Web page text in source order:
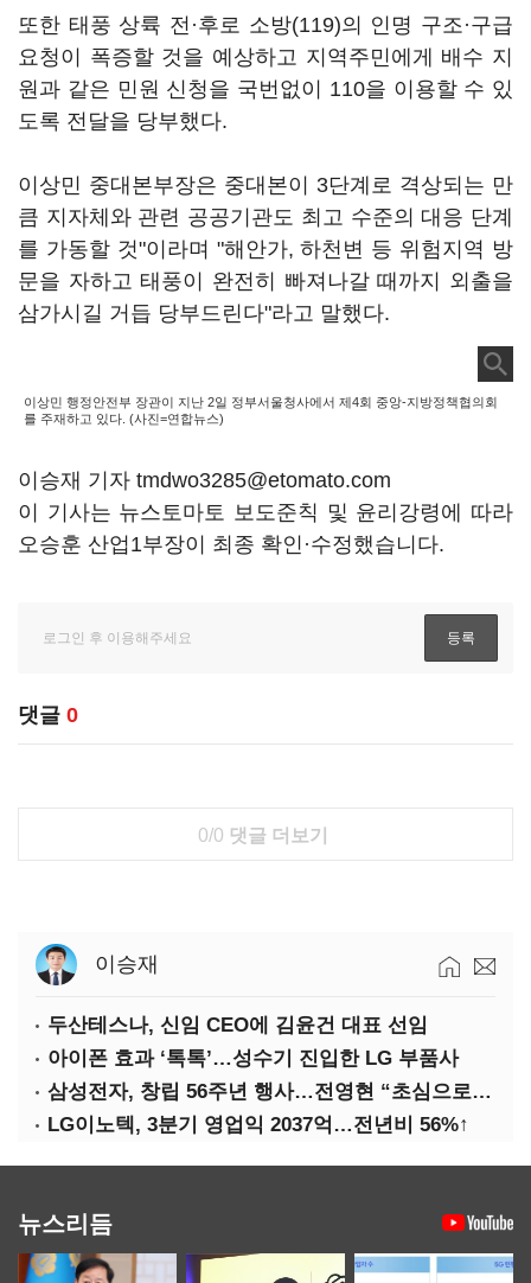
또한 태풍 상륙 전·후로 소방(119)의 인명 구조·구급
요청이 폭증할 것을 예상하고 지역주민에게 배수 지
원과 같은 민원 신청을 국번없이 110을 이용할 수 있
도록 전달을 당부했다.
이상민 중대본부장은 중대본이 3단계로 격상되는 만
큼 지자체와 관련 공공기관도 최고 수준의 대응 단계
를 가동할 것"이라며 "해안가, 하천변 등 위험지역 방
문을 자하고 태풍이 완전히 빠져나갈 때까지 외출을
삼가시길 거듭 당부드린다"라고 말했다.
이상민 행정안전부 장관이 지난 2일 정부서울청사에서 제4회 중앙-지방정책협의회
를 주재하고 있다. (사진=연합뉴스)
이승재 기자 tmdwo3285@etomato.com
이 기사는 뉴스토마토 보도준칙 및 윤리강령에 따라
오승훈 산업1부장이 최종 확인·수정했습니다.
댓글 0
0/0 댓글 더보기
이승재
두산테스나, 신임 CEO에 김윤건 대표 선임
아이폰 효과 ‘톡톡’…성수기 진입한 LG 부품사
삼성전자, 창립 56주년 행사…전영현 “초심으로 경쟁력 회복해야”
LG이노텍, 3분기 영업익 2037억…전년비 56%↑
뉴스리듬